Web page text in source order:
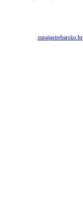
Izvor:zupajastrebarsko.hr